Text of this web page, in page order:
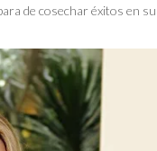
de cosechar éxitos en su